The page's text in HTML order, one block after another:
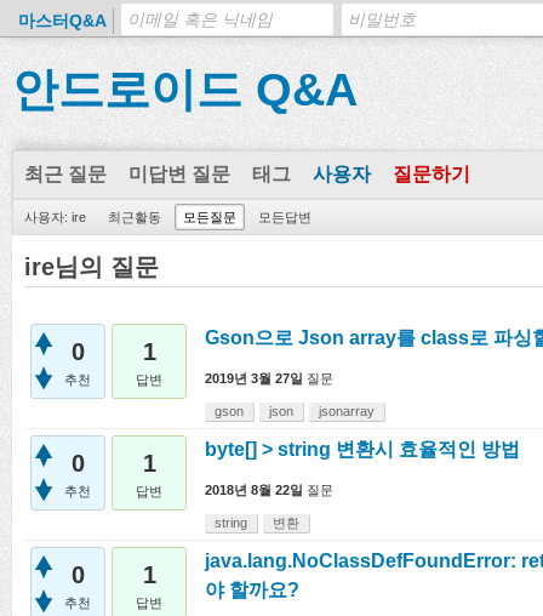
마스터Q&A
안드로이드 Q&A
최근 질문 미답변 질문 태그 사용자 질문하기
사용자: ire 최근활동 모든질문 모든답변
ire님의 질문
0
추천
1
답변
Gson으로 Json array를 class로 파싱
2019년 3월 27일 질문
gson json jsonarray
0
추천
1
답변
byte[] > string 변환시 효율적인 방법
2018년 8월 22일 질문
string 변환
0
추천
1
답변
java.lang.NoClassDefFoundError:
야 할까요?